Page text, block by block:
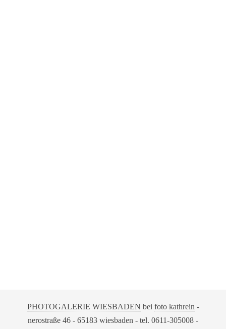
PHOTOGALERIE WIESBADEN bei foto kathrein -
nerostraße 46 - 65183 wiesbaden - tel. 0611-305008 -